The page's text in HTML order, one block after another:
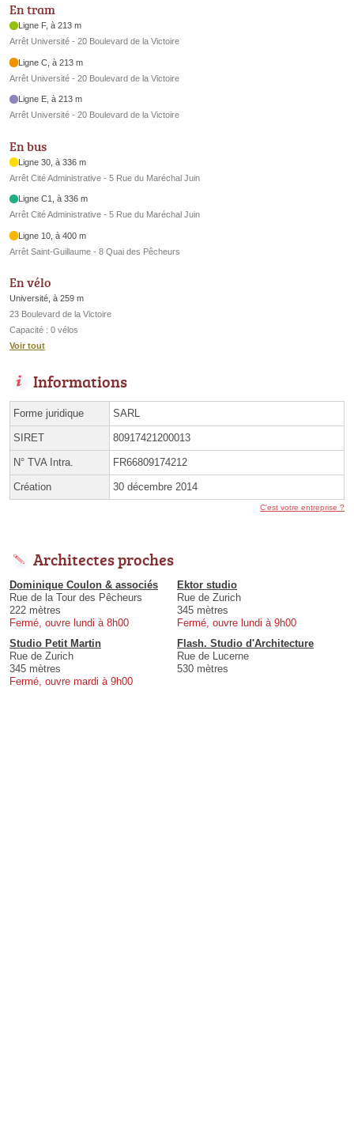
En tram
Ligne F, à 213 m
Arrêt Université - 20 Boulevard de la Victoire
Ligne C, à 213 m
Arrêt Université - 20 Boulevard de la Victoire
Ligne E, à 213 m
Arrêt Université - 20 Boulevard de la Victoire
En bus
Ligne 30, à 336 m
Arrêt Cité Administrative - 5 Rue du Maréchal Juin
Ligne C1, à 336 m
Arrêt Cité Administrative - 5 Rue du Maréchal Juin
Ligne 10, à 400 m
Arrêt Saint-Guillaume - 8 Quai des Pêcheurs
En vélo
Université, à 259 m
23 Boulevard de la Victoire
Capacité : 0 vélos
Voir tout
Informations
Forme juridique SARL
SIRET 80917421200013
N° TVA Intra. FR66809174212
Création 30 décembre 2014
C'est votre entreprise ?
Architectes proches
Dominique Coulon & associés
Rue de la Tour des Pêcheurs
222 mètres
Fermé, ouvre lundi à 8h00
Ektor studio
Rue de Zurich
345 mètres
Fermé, ouvre lundi à 9h00
Studio Petit Martin
Rue de Zurich
345 mètres
Fermé, ouvre mardi à 9h00
Flash. Studio d'Architecture
Rue de Lucerne
530 mètres